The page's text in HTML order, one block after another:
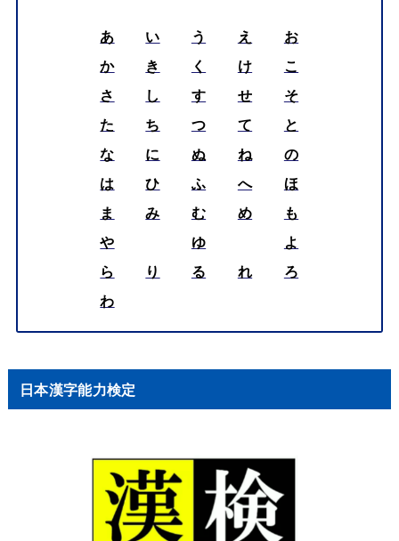
あ い う え
お
か
き く け
こ
さ
し す せ
そ
た
ち つ て
と
な
に ぬ ね
の
は
ひ ふ へ
ほ
ま
み む め
も
や
ゆ
よ
ら
り る れ
ろ
わ
日本漢字能力検定